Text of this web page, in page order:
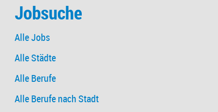
Jobsuche
Alle Jobs
Alle Städte
Alle Berufe
Alle Berufe nach Stadt